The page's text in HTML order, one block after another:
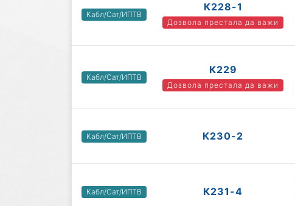
Кабл/Сат/ИПТВ
К228-1
Дозвола престала да важи
Кабл/Сат/ИПТВ
К229
Дозвола престала да важи
Кабл/Сат/ИПТВ К230-2
Кабл/Сат/ИПТВ К231-4